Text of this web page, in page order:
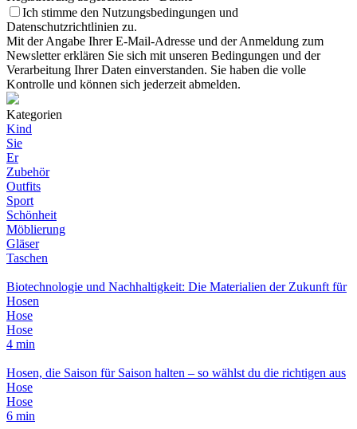
Ich stimme den Nutzungsbedingungen und
Datenschutzrichtlinien zu.
Mit der Angabe Ihrer E-Mail-Adresse und der Anmeldung zum
Newsletter erklären Sie sich mit unseren Bedingungen und der
Verarbeitung Ihrer Daten einverstanden. Sie haben die volle
Kontrolle und können sich jederzeit abmelden.
Kategorien
Kind
Sie
Er
Zubehör
Outfits
Sport
Schönheit
Möblierung
Gläser
Taschen
Biotechnologie und Nachhaltigkeit: Die Materialien der Zukunft für
Hosen
Hose
Hose
4 min
Hosen, die Saison für Saison halten – so wählst du die richtigen aus
Hose
Hose
6 min